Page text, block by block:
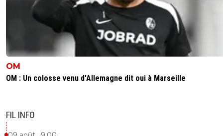
OM
OM : Un colosse venu d'Allemagne dit oui à Marseille
FIL INFO